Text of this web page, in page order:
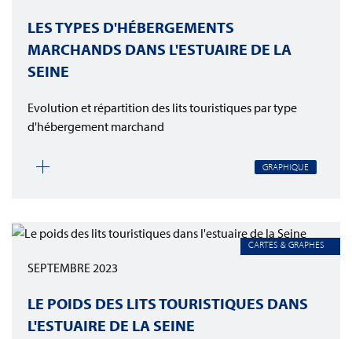
LES TYPES D'HÉBERGEMENTS
MARCHANDS DANS L'ESTUAIRE DE LA
SEINE
Evolution et répartition des lits touristiques par type
d'hébergement marchand
GRAPHIQUE
CARTES & GRAPHES
SEPTEMBRE 2023
LE POIDS DES LITS TOURISTIQUES DANS
L'ESTUAIRE DE LA SEINE